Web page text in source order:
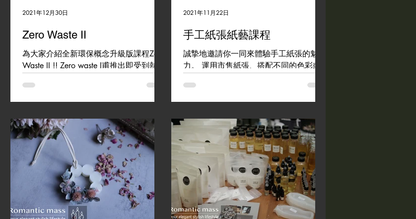
Zero Waste II
為大家介紹全新環保概念升級版課程Zero
Waste II !! Zero waste I甫推出即受到熱烈
品，使用上多少有一些缺乏彈性的地方，
導致使用者或許因為受到限制而放棄。
2021年12月30日
手工紙張紙藝課程
誠摯地邀請你一同來體驗手工紙張的魅
力。 運用市售紙張、搭配不同的色彩或
品。 透過每份富含巧思及心意，不論是
用作書信用紙、或是當成擴香紙箴，都能
#ottecandle #romanticmass
2021年11月22日